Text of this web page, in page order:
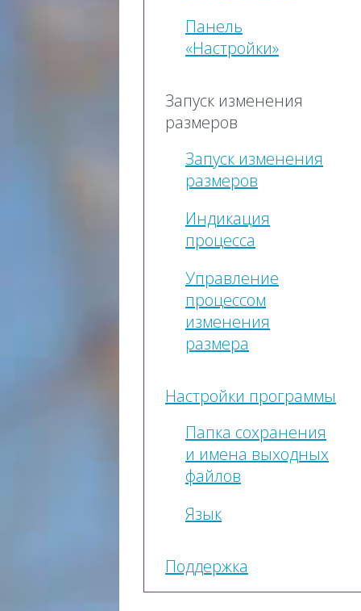
Панель
«Настройки»
Запуск изменения
размеров
Запуск изменения
размеров
Индикация
процесса
Управление
процессом
изменения
размера
Настройки программы
Папка сохранения
и имена выходных
файлов
Язык
Поддержка